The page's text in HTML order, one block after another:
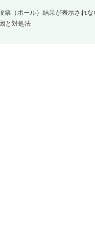
票（ポール）結果が表示され
と対処法